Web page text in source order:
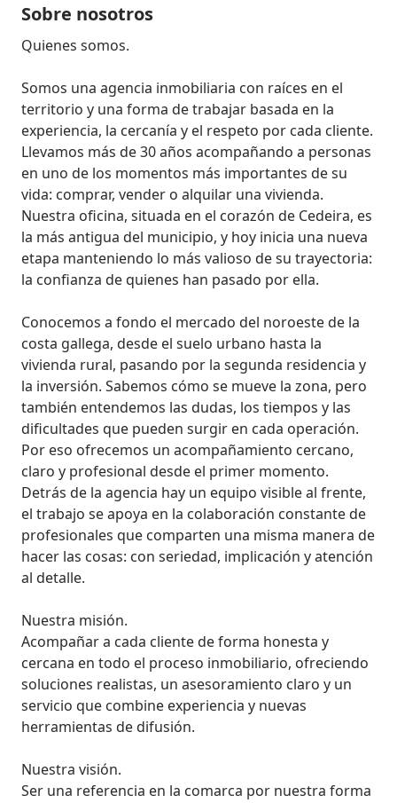
Sobre nosotros
Quienes somos.
Somos una agencia inmobiliaria con raíces en el
territorio y una forma de trabajar basada en la
experiencia, la cercanía y el respeto por cada cliente.
Llevamos más de 30 años acompañando a personas
en uno de los momentos más importantes de su
vida: comprar, vender o alquilar una vivienda.
Nuestra oficina, situada en el corazón de Cedeira, es
la más antigua del municipio, y hoy inicia una nueva
etapa manteniendo lo más valioso de su trayectoria:
la confianza de quienes han pasado por ella.
Conocemos a fondo el mercado del noroeste de la
costa gallega, desde el suelo urbano hasta la
vivienda rural, pasando por la segunda residencia y
la inversión. Sabemos cómo se mueve la zona, pero
también entendemos las dudas, los tiempos y las
dificultades que pueden surgir en cada operación.
Por eso ofrecemos un acompañamiento cercano,
claro y profesional desde el primer momento.
Detrás de la agencia hay un equipo visible al frente,
el trabajo se apoya en la colaboración constante de
profesionales que comparten una misma manera de
hacer las cosas: con seriedad, implicación y atención
al detalle.
Nuestra misión.
Acompañar a cada cliente de forma honesta y
cercana en todo el proceso inmobiliario, ofreciendo
soluciones realistas, un asesoramiento claro y un
servicio que combine experiencia y nuevas
herramientas de difusión.
Nuestra visión.
Ser una referencia en la comarca por nuestra forma